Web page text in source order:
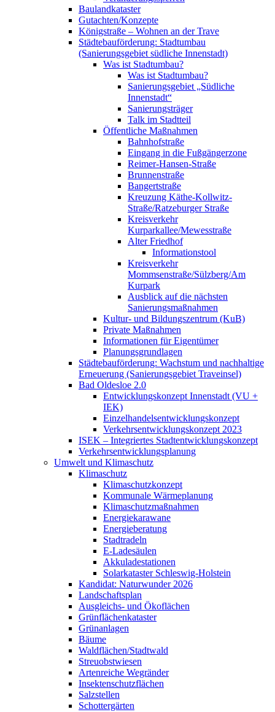
Baulandkataster
Gutachten/Konzepte
Königstraße – Wohnen an der Trave
Städtebauförderung: Stadtumbau
(Sanierungsgebiet südliche Innenstadt)
Was ist Stadtumbau?
Was ist Stadtumbau?
Sanierungsgebiet „Südliche
Innenstadt“
Sanierungsträger
Talk im Stadtteil
Öffentliche Maßnahmen
Bahnhofstraße
Eingang in die Fußgängerzone
Reimer-Hansen-Straße
Brunnenstraße
Bangertstraße
Kreuzung Käthe-Kollwitz-
Straße/Ratzeburger Straße
Kreisverkehr
Kurparkallee/Mewesstraße
Alter Friedhof
Informationstool
Kreisverkehr
Mommsenstraße/Sülzberg/Am
Kurpark
Ausblick auf die nächsten
Sanierungsmaßnahmen
Kultur- und Bildungszentrum (KuB)
Private Maßnahmen
Informationen für Eigentümer
Planungsgrundlagen
Städtebauförderung: Wachstum und nachhaltige
Erneuerung (Sanierungsgebiet Traveinsel)
Bad Oldesloe 2.0
Entwicklungskonzept Innenstadt (VU +
IEK)
Einzelhandels­entwicklungskonzept
Verkehrsentwicklungskonzept 2023
ISEK – Integriertes Stadtentwicklungskonzept
Verkehrsentwicklungsplanung
Umwelt und Klimaschutz
Klimaschutz
Klimaschutzkonzept
Kommunale Wärmeplanung
Klimaschutzmaßnahmen
Energiekarawane
Energieberatung
Stadtradeln
E-Ladesäulen
Akkuladestationen
Solarkataster Schleswig-Holstein
Kandidat: Naturwunder 2026
Landschaftsplan
Ausgleichs- und Ökoflächen
Grünflächenkataster
Grünanlagen
Bäume
Waldflächen/Stadtwald
Streuobstwiesen
Artenreiche Wegränder
Insektenschutzflächen
Salzstellen
Schottergärten